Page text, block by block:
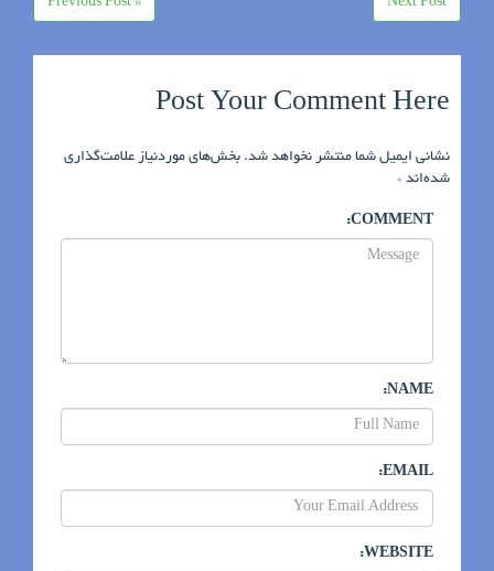
Post Your Comment Here
نشانی ایمیل شما منتشر نخواهد شد. بخش‌های موردنیاز علامت‌گذاری
شده‌اند *
COMMENT:
NAME:
EMAIL:
WEBSITE: